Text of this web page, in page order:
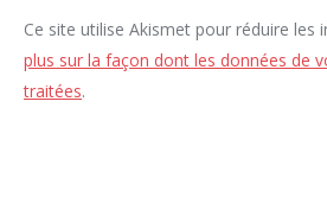
Ce site utilise Akismet pour réduire les
plus sur la façon dont les données de
traitées.